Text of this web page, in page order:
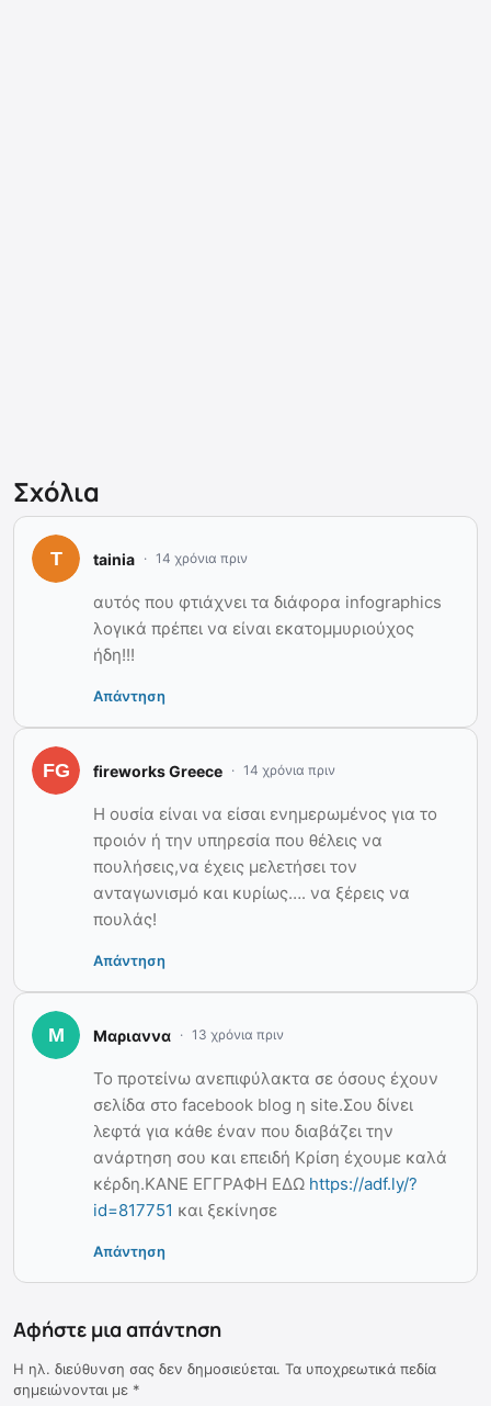
Σχόλια
tainia 14 χρόνια πριν
αυτός που φτιάχνει τα διάφορα infographics
λογικά πρέπει να είναι εκατομμυριούχος
ήδη!!!
Απάντηση
fireworks Greece 14 χρόνια πριν
Η ουσία είναι να είσαι ενημερωμένος για το
προιόν ή την υπηρεσία που θέλεις να
πουλήσεις,να έχεις μελετήσει τον
ανταγωνισμό και κυρίως…. να ξέρεις να
πουλάς!
Απάντηση
Μαριαννα 13 χρόνια πριν
Το προτείνω ανεπιφύλακτα σε όσους έχουν
σελίδα στο facebook blog η site.Σου δίνει
λεφτά για κάθε έναν που διαβάζει την
ανάρτηση σου και επειδή Κρίση έχουμε καλά
κέρδη.ΚΑΝΕ ΕΓΓΡΑΦΗ ΕΔΩ https://adf.ly/?
id=817751 και ξεκίνησε
Απάντηση
Αφήστε μια απάντηση
Η ηλ. διεύθυνση σας δεν δημοσιεύεται. Τα υποχρεωτικά πεδία
σημειώνονται με *